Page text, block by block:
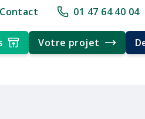
+30 ans d'expérience Délai rapide
Contact 01 47 64 40 04
Votre projet